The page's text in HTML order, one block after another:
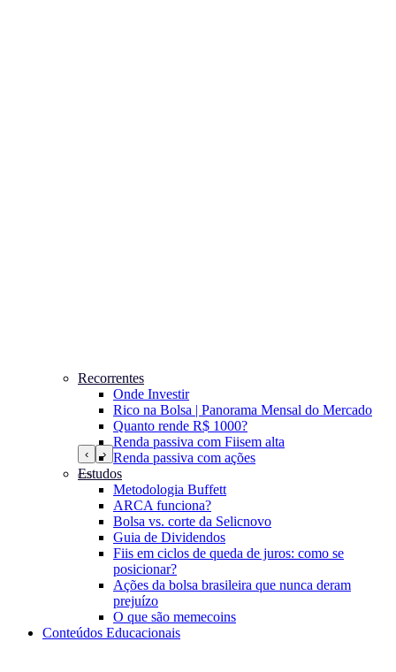
‹ ›
Recorrentes
Onde Investir
Rico na Bolsa | Panorama Mensal do Mercado
Quanto rende R$ 1000?
Renda passiva com Fiisem alta
Renda passiva com ações
Estudos
Metodologia Buffett
ARCA funciona?
Bolsa vs. corte da Selicnovo
Guia de Dividendos
Fiis em ciclos de queda de juros: como se
posicionar?
Ações da bolsa brasileira que nunca deram
prejuízo
O que são memecoins
Conteúdos Educacionais